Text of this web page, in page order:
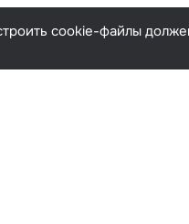
Русский
cookie-файлы